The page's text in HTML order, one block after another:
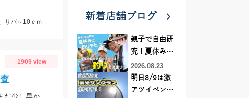
サバ～10ｃｍ
1909 view
新着店舗ブログ
親子で自由研
究！夏休みに
釣りデビュー
2026.08.23
明日8/9は激
アツイベント